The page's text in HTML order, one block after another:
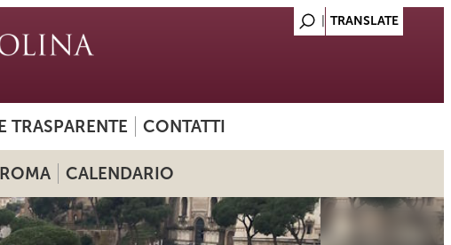
CONTATTI
CALENDARIO